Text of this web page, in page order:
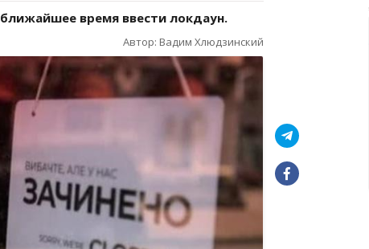
время ввести локдаун.
Автор: Вадим Хлюдзинский